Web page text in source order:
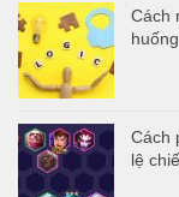
Cách
Cách
lệ